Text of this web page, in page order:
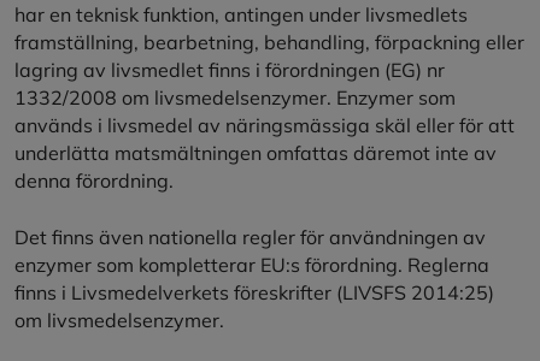
har en teknisk funktion, antingen under livsmedlets
framställning, bearbetning, behandling, förpackning eller
lagring av livsmedlet finns i förordningen (EG) nr
1332/2008 om livsmedelsenzymer. Enzymer som
används i livsmedel av näringsmässiga skäl eller för att
underlätta matsmältningen omfattas däremot inte av
denna förordning.
Det finns även nationella regler för användningen av
enzymer som kompletterar EU:s förordning. Reglerna
finns i Livsmedelverkets föreskrifter (LIVSFS 2014:25)
om livsmedelsenzymer.